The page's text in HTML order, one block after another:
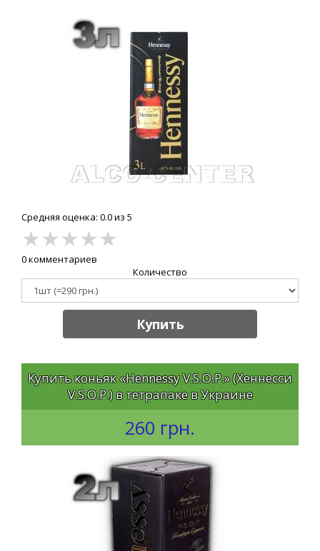
Средняя оценка: 0.0 из 5
★★★★★
0 комментариев
Количество
Купить
Купить коньяк «Hennessy V.S.O.P.» (Хеннесси
V.S.O.P.) в тетрапаке в Украине
260 грн.